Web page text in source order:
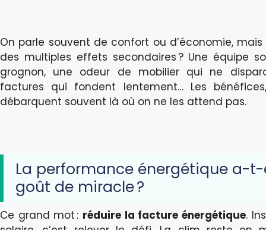
On parle souvent de confort ou d’économie,
des multiples effets secondaires ? Une équipe
grognon, une odeur de mobilier qui ne
factures qui fondent lentement… Les
débarquent souvent là où on ne les attend pas.
La performance énergétique a-
goût de miracle ?
Ce grand mot : réduire la facture énergétique.